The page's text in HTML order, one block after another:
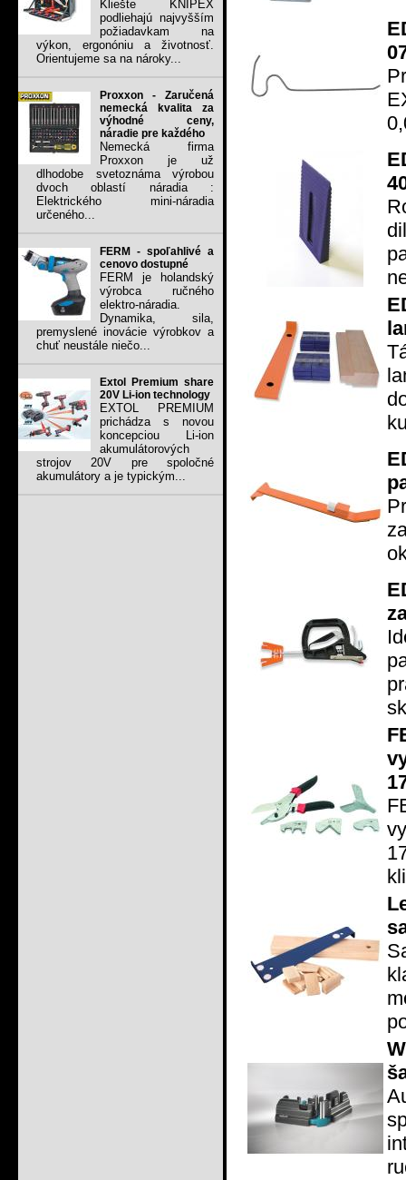
Kliešte KNIPEX
podliehajú najvyšším
požiadavkam na
výkon, ergonóniu a životnosť.
Orientujeme sa na nároky...
Proxxon - Zaručená
nemecká kvalita za
výhodné ceny,
náradie pre každého
Nemecká firma
Proxxon je už
dlhodobe svetoznáma výrobou
dvoch oblastí náradia :
Elektrického mini-náradia
určeného...
FERM - spoľahlivé a
cenovo dostupné
FERM je holandský
výrobca ručného
elektro-náradia.
Dynamika, sila,
premyslené inovácie výrobkov a
chuť neustále niečo...
Extol Premium share
20V Li-ion technology
EXTOL PREMIUM
prichádza s novou
koncepciou Li-ion
akumulátorových
strojov 20V pre spoločné
akumulátory a je typickým...